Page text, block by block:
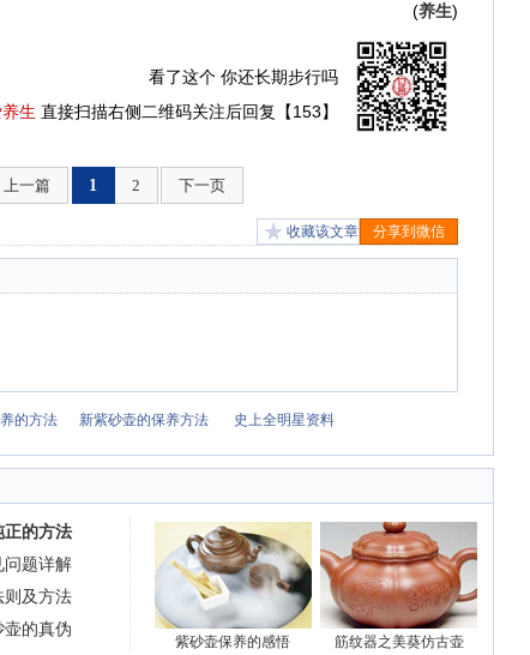
(养生)
看了这个 你还长期步行吗
生 直接扫描右侧二维码关注后回复【153】
上一篇 1 2 下一页
收藏该文章 分享到微信
的方法 新紫砂壶的保养方法 史上全明星资料
正的方法
问题详解
则及方法
的真伪
紫砂壶保养的感悟 筋纹器之美葵仿古壶